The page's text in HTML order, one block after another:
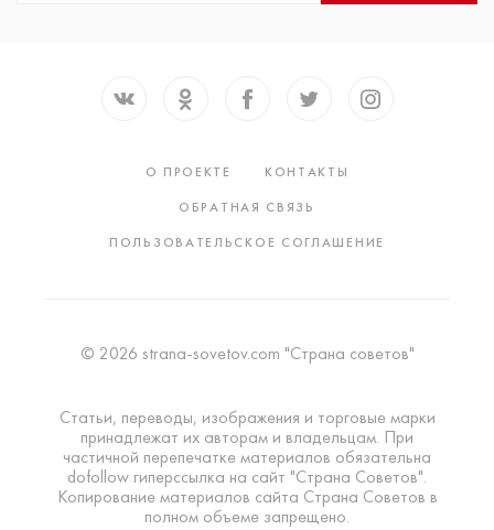
О ПРОЕКТЕ
КОНТАКТЫ
ОБРАТНАЯ СВЯЗЬ
ПОЛЬЗОВАТЕЛЬСКОЕ СОГЛАШЕНИЕ
© 2026 strana-sovetov.com "Страна советов"
Статьи, переводы, изображения и торговые марки
принадлежат их авторам и владельцам. При
частичной перепечатке материалов обязательна
dofollow гиперссылка на сайт "Страна Советов".
Копирование материалов сайта Страна Советов в
полном объеме запрещено.